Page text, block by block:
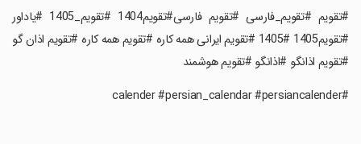
‏#تقویم #تقویم_فارسی #تقویم فارسی#تقویم1404 #تقویم_1405 #یاداور
#تقویم1405 #1405 #تقویم ایرانی همه کاره #تقویم همه کاره #تقویم اذان گو
#تقویم اذانگو #اذانگو #تقویم هوشمند
‏#calender #persian_calendar #persiancalender